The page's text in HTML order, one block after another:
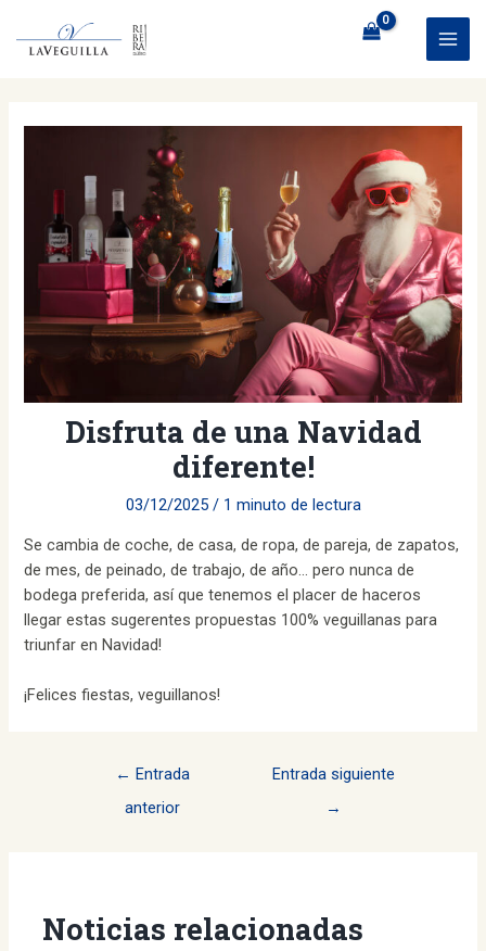
contenido
Disfruta de una Navidad
diferente!
03/12/2025 / 1 minuto de lectura
Se cambia de coche, de casa, de ropa, de pareja, de zapatos,
de mes, de peinado, de trabajo, de año… pero nunca de
bodega preferida, así que tenemos el placer de haceros
llegar estas sugerentes propuestas 100% veguillanas para
triunfar en Navidad!
¡Felices fiestas, veguillanos!
Navegación
← Entrada
anterior
Entrada siguiente
→
Noticias relacionadas